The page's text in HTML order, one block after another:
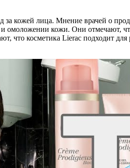
кожей лица. Мнение врачей о
омоложении кожи. Они отмечают,
что косметика Lierac подходит